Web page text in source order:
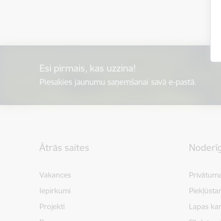
Esi pirmais, kas uzzina!
Piesakies jaunumu saņemšanai savā e-pastā.
Ātrās saites
Vakances
Iepirkumi
Projekti
Lapas